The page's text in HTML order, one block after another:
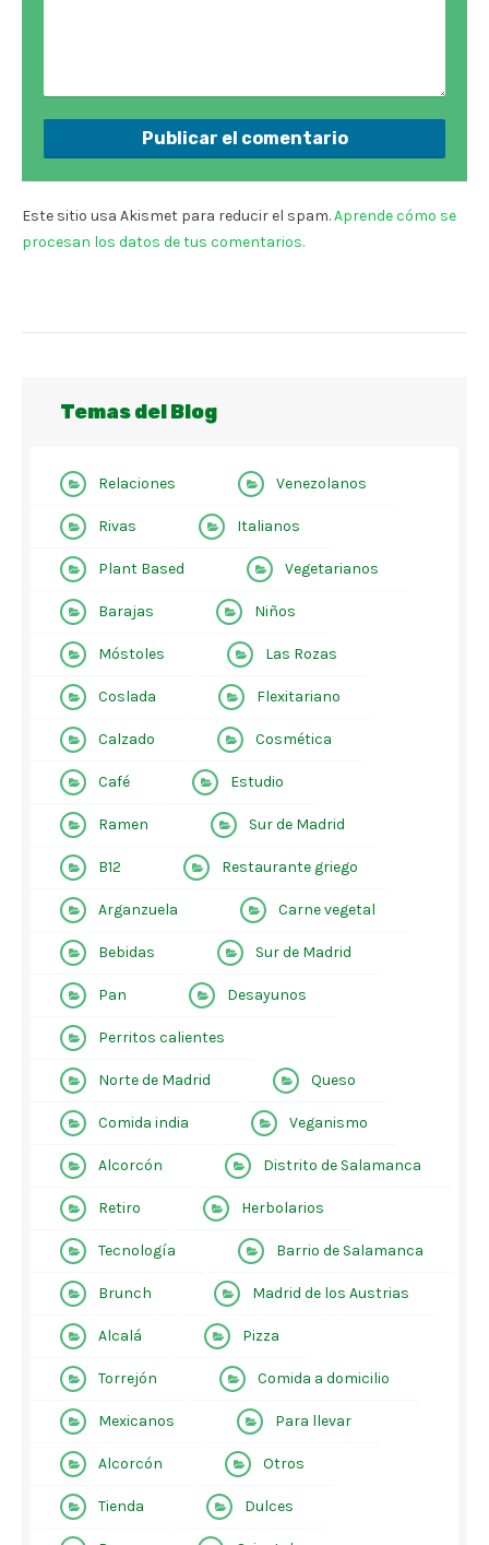
Este sitio usa Akismet para reducir el spam.Aprende cómo se
procesan los datos de tus comentarios.
Temas del Blog
Relaciones Venezolanos
Rivas Italianos
Plant Based Vegetarianos
Barajas Niños
Móstoles Las Rozas
Coslada Flexitariano
Calzado Cosmética
Café Estudio
Ramen Sur de Madrid
B12 Restaurante griego
Arganzuela Carne vegetal
Bebidas Sur de Madrid
Pan Desayunos
Perritos calientes
Norte de Madrid Queso
Comida india Veganismo
Alcorcón Distrito de Salamanca
Retiro Herbolarios
Tecnología Barrio de Salamanca
Brunch Madrid de los Austrias
Alcalá Pizza
Torrejón Comida a domicilio
Mexicanos Para llevar
Alcorcón Otros
Tienda Dulces